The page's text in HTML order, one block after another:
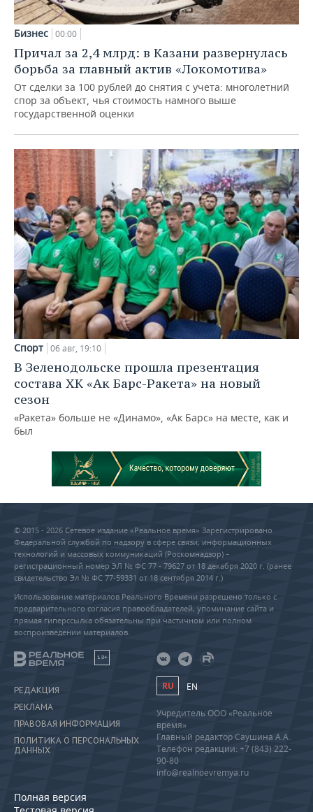
Бизнес 00:00
Причал за 2,4 млрд: в Казани развернулась
борьба за главный актив «Локомотива»
От сделки за 100 рублей до снятия с учета: многолетний
спор за объект, чья стоимость намного выше
государственной оценки
Спорт 06 авг, 19:10
В Зеленодольске прошла презентация
состава ХК «Ак Барс-Ракета» на новый
сезон
«Ракета» больше не «Динамо», «Ак Барс» на месте, как и
был
© 2015 - 2026 Сетевое издание «Реальное время» Зарегистрировано
Федеральной службой по надзору в сфере связи, информационных
технологий и массовых коммуникаций (Роскомнадзор) –
регистрационный номер ЭЛ № ФС 77 - 79627 от 18 декабря 2020 г. (ранее
свидетельство Эл № ФС 77-59331 от 18 сентября 2014 г.)
Использование материалов Реального Времени разрешено только с
предварительного согласия правообладателей, упоминание сайта и
прямая гиперссылка обязательны при частичном или полном
воспроизведении материалов.
18+
РЕДАКЦИЯ
РЕКЛАМА
ПРАВОВАЯ ИНФОРМАЦИЯ
ПОЛИТИКА О ПЕРСОНАЛЬНЫХ
ДАННЫХ
Полная версия
RU EN
Учредитель ООО «Реальное
время»
Главный редактор Саушина А.А.
Телефон редакции: +7 (843) 222-
90-80
info@realnoevremya.ru